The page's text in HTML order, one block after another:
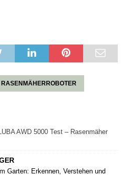
RASENMÄHERROBOTER
AWD 5000 Test – Rasenmäher
Garten: Erkennen, Verstehen und